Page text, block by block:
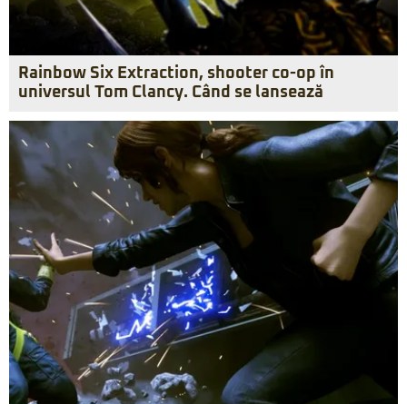
Rainbow Six Extraction, shooter co-op în
universul Tom Clancy. Când se lansează